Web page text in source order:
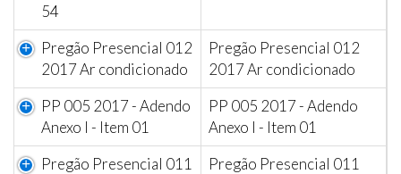
54
Pregão Presencial 012
2017 Ar condicionado
Pregão Presencial 012
2017 Ar condicionado
PP 005 2017 - Adendo
Anexo I - Item 01
PP 005 2017 - Adendo
Anexo I - Item 01
Pregão Presencial 011
Pregão Presencial 011